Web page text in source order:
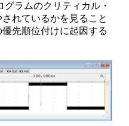
ラムのクリティカル・
れているかを見ること
先順位付けに起因する